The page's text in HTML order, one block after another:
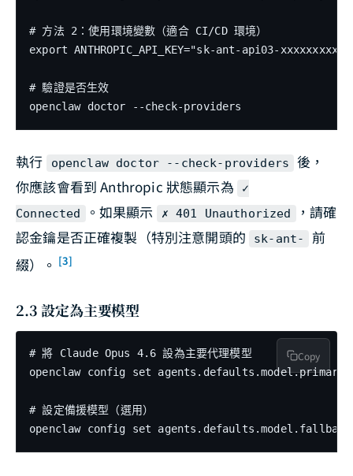
# 方法 2：使用環境變數（適合 CI/CD 環境）
export ANTHROPIC_API_KEY="sk-ant-api03-
# 驗證是否生效
openclaw doctor --check-providers
執行 openclaw doctor --check-providers
後，
你應該會看到 Anthropic 狀態顯示為
✓
Connected
。如果顯示 ✗ 401 Unauthorized
，請確
認金鑰是否正確複製（特別注意開頭的
sk-ant-
前
綴）。 [3]
2.3 設定為主要模型
# 將 Claude Opus 4.6 設為主要代理模型
openclaw config set agents.defaults.model.primary
# 設定備援模型（選用）
openclaw config set agents.defaults.model.fallback
Copy